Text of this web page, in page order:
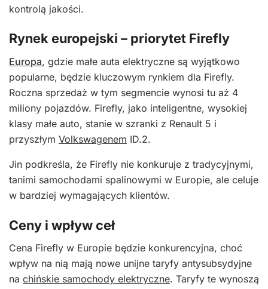
kontrolą jakości.
Rynek europejski – priorytet Firefly
Europa, gdzie małe auta elektryczne są wyjątkowo
popularne, będzie kluczowym rynkiem dla Firefly.
Roczna sprzedaż w tym segmencie wynosi tu aż 4
miliony pojazdów. Firefly, jako inteligentne, wysokiej
klasy małe auto, stanie w szranki z Renault 5 i
przyszłym Volkswagenem ID.2.
Jin podkreśla, że Firefly nie konkuruje z tradycyjnymi,
tanimi samochodami spalinowymi w Europie, ale celuje
w bardziej wymagających klientów.
Ceny i wpływ ceł
Cena Firefly w Europie będzie konkurencyjna, choć
wpływ na nią mają nowe unijne taryfy antysubsydyjne
na chińskie samochody elektryczne. Taryfy te wynoszą